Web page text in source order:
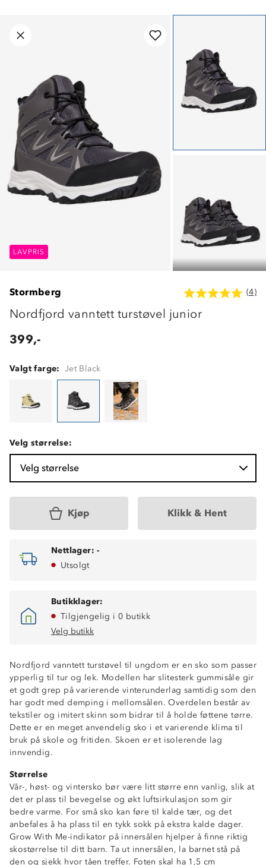
LAVPRIS
LAVPRIS
Stormberg (4)
Nordfjord vanntett turstøvel junior
399,-
Valgt farge: Jet Black
Velg størrelse:
Velg størrelse
Kjøp Klikk & Hent
Nettlager: -
Utsolgt
Butikklager:
Tilgjengelig i 0 butikk
Velg butikk
Nordfjord vanntett turstøvel til ungdom er en sko som passer
ypperlig til tur og lek. Modellen har slitesterk gummisåle gir
et godt grep på varierende vinterunderlag samtidig som den
har godt med demping i mellomsålen. Overdelen består av
tekstiler og imitert skinn som bidrar til å holde føttene tørre.
Dette er en meget anvendelig sko i et varierende klima til
bruk på skole og fritiden. Skoen er et isolerende lag
innvendig.
Størrelse
Vår-, høst- og vintersko bør være litt større enn vanlig, slik at
det er plass til bevegelse og økt luftsirkulasjon som gir
bedre varme. For små sko kan føre til kalde tær, og det
anbefales å ha plass til en tykk sokk på ekstra kalde dager.
Grow With Me-indikator på innersålen hjelper å finne riktig
skostørrelse til ditt barn. Ta ut innersålen, la barnet stå på
den og sjekk hvor tåen treffer. Foten skal ha 1,5 cm
Vanntett
Grow With Me-indikator på innersåle
3-Sesong